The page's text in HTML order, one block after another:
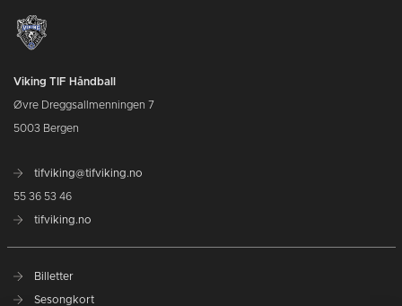
Viking TIF Håndball
Øvre Dreggsallmenningen 7
5003 Bergen
tifviking@tifviking.no
55 36 53 46
tifviking.no
Billetter
Sesongkort